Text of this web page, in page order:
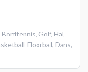
Bordtennis, Golf, Hal,
, Floorball, Dans,